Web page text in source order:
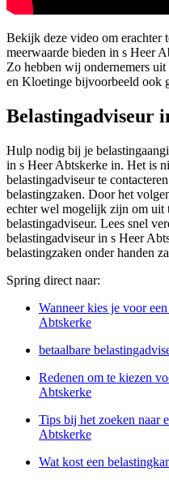
Bekijk deze video om erachter
meerwaarde bieden in s Heer
Zo hebben wij ondernemers
en Kloetinge bijvoorbeeld ook
Belastingadviseur
Hulp nodig bij je
in s Heer Abtskerke in. Het is
belastingadviseur te
belastingzaken. Door het
echter wel mogelijk zijn om uit
belastingadviseur. Lees snel
belastingadviseur in s Heer
belastingzaken onder handen
Spring direct naar:
Wanneer kies je voor
Abtskerke
betaalbare
Redenen om te kiezen
Abtskerke
Tips bij het zoeken naar
Abtskerke
Wat kost een